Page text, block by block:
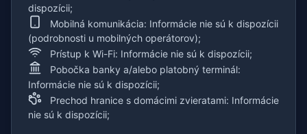
dispozícii;
Mobilná komunikácia: Informácie nie sú k dispozícii
(podrobnosti u mobilných operátorov);
Prístup k Wi-Fi: Informácie nie sú k dispozícii;
Pobočka banky a/alebo platobný terminál:
Informácie nie sú k dispozícii;
Prechod hranice s domácimi zvieratami: Informácie
nie sú k dispozícii;